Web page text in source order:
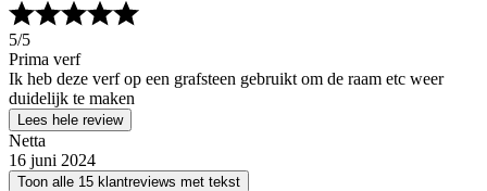
5/5
Prima verf
Ik heb deze verf op een grafsteen gebruikt om de raam etc weer
duidelijk te maken
Lees hele review
Netta
16 juni 2024
Toon alle 15 klantreviews met tekst